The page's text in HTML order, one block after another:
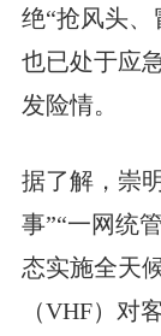
绝“抢风头、
也已处于应
发险情。
据了解，崇
事”“一网统
态实施全天
（VHF）对